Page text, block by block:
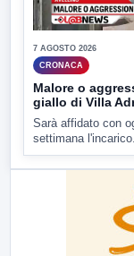
7 AGOSTO 2026
CRONACA
Malore o
giallo di Villa
Sarà affidato con
settimana